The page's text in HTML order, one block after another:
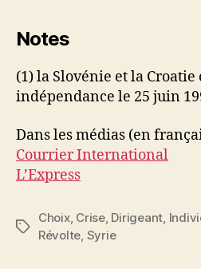
Notes
(1) la Slovénie et la
indépendance le 25 juin
Dans les médias (en
Courrier International
L’Express
Étiquettes
Choix, Crise, Dirigeant,
Révolte, Syrie